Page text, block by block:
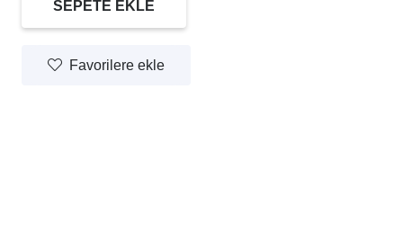
Serisi
SEPETE EKLE
Favorilere ekle